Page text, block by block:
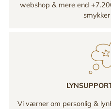
webshop & mere end
Vi værner om personlig &